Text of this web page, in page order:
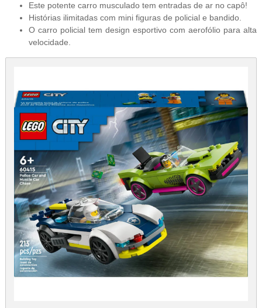
Este potente carro musculado tem entradas de ar no capô!
Histórias ilimitadas com mini figuras de policial e bandido.
O carro policial tem design esportivo com aerofólio para alta
velocidade.